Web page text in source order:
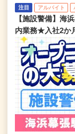
注目 アルバイト
【施設警備】海
内業務★入社2か